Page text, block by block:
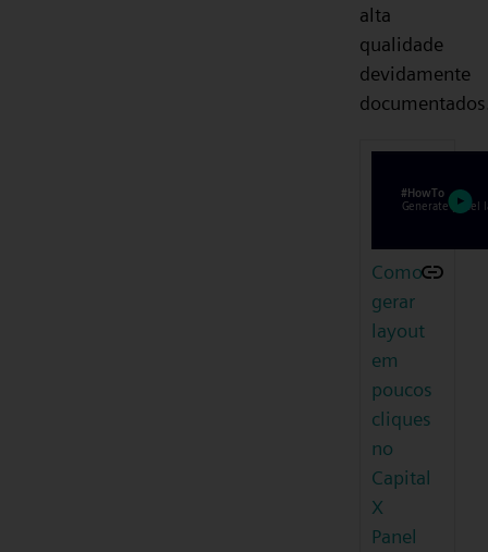
alta
qualidade
devidamente
Como
gerar
layout
em
poucos
cliques
no
Capital
X
Panel